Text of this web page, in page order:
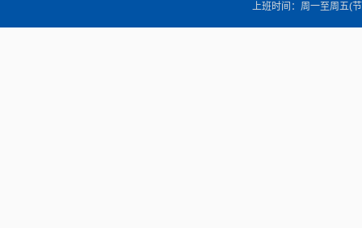
上班时间：周一至周五(